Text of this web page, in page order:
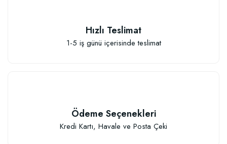
Hızlı Teslimat
1-5 iş günü içerisinde teslimat
Ödeme Seçenekleri
Kredi Kartı, Havale ve Posta Çeki